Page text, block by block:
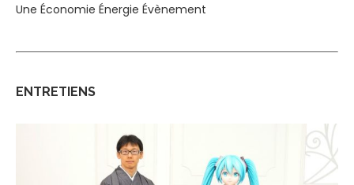
Une Économie Énergie Évènement
ENTRETIENS